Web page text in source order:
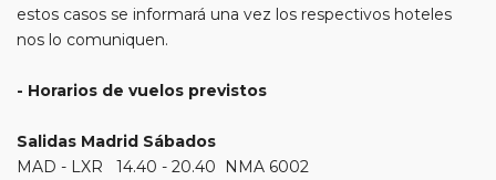
estos casos se informará una vez los respectivos hoteles
nos lo comuniquen.
- Horarios de vuelos previstos
Salidas Madrid Sábados
MAD - LXR 14.40 - 20.40 NMA 6002